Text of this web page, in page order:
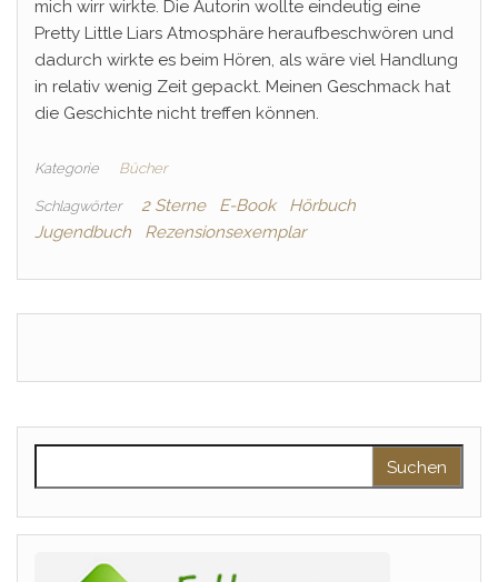
mich wirr wirkte. Die Autorin wollte eindeutig eine
Pretty Little Liars Atmosphäre heraufbeschwören und
dadurch wirkte es beim Hören, als wäre viel Handlung
in relativ wenig Zeit gepackt. Meinen Geschmack hat
die Geschichte nicht treffen können.
Kategorie Bücher
Schlagwörter 2 Sterne E-Book
Hörbuch
Jugendbuch
Rezensionsexemplar